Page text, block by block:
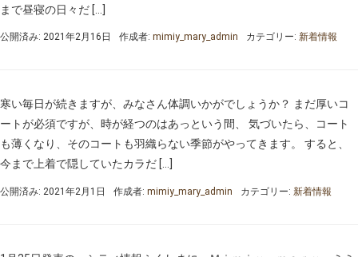
まで昼寝の日々だ […]
公開済み: 2021年2月16日 作成者: mimiy_mary_admin カテゴリー: 新着情報
寒い毎日が続きますが、みなさん体調いかがでしょうか？ まだ厚いコ
ートが必須ですが、時が経つのはあっという間、 気づいたら、コート
も薄くなり、そのコートも羽織らない季節がやってきます。 すると、
今まで上着で隠していたカラだ […]
公開済み: 2021年2月1日 作成者: mimiy_mary_admin カテゴリー: 新着情報